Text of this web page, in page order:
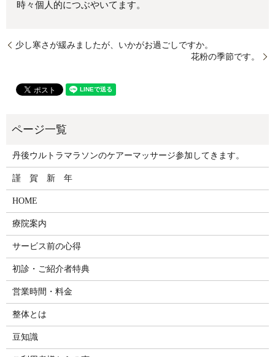
時々個人的につぶやいてます。
少し寒さが緩みましたが、いかがお過ごしですか。
花粉の季節です。
丹後ウルトラマラソンのケアーマッサージ参加してきます。
謹 賀 新 年
HOME
療院案内
サービス前の心得
初診・ご紹介者特典
営業時間・料金
整体とは
豆知識